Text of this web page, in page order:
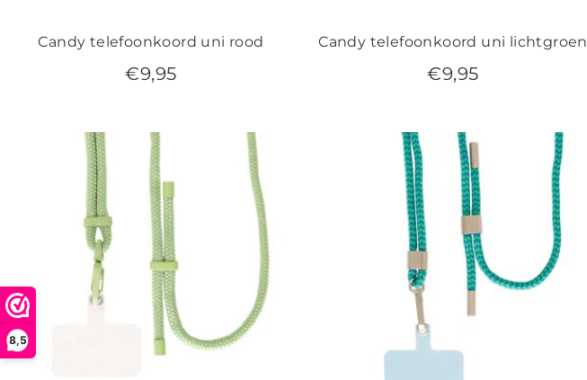
8,5
Candy telefoonkoord uni rood
€9,95
Candy telefoonkoord uni lichtgroen
€9,95